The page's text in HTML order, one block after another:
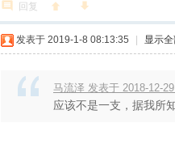
回复
发表于 2019-1-8 08:13:35 显示
马流泽 发表于 2018-12-
应该不是一支，据我所